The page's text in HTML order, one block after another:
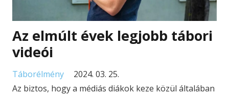
Az elmúlt évek legjobb tábori
videói
Táborélmény
2024. 03. 25.
Az biztos, hogy a médiás diákok keze közül általában